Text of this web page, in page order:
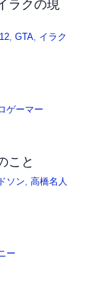
ラクの現
,GTA, イラク
ゲーマー
こと
ソン ,高橋名人
ー